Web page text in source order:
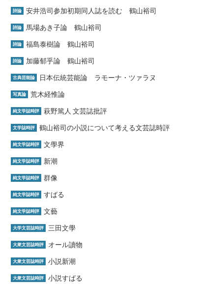
詩論 安井浩司参加初期同人誌を読む 鶴山裕司
詩論 馬場あき子論 鶴山裕司
詩論 福島泰樹論 鶴山裕司
詩論 加藤郁乎論 鶴山裕司
古典芸能論 日本伝統芸能論 ラモーナ・ツァラヌ
写真論 荒木経惟論
純文学誌時評 萩野篤人 文芸誌批評
文学誌時評 鶴山裕司の小説について考える文芸誌時評
純文学誌時評 文學界
純文学誌時評 新潮
純文学誌時評 群像
純文学誌時評 すばる
純文学誌時評 文藝
大学文芸誌時評 三田文學
大衆文芸誌時評 オール讀物
大衆文芸誌時評 小説新潮
大衆文芸誌時評 小説すばる